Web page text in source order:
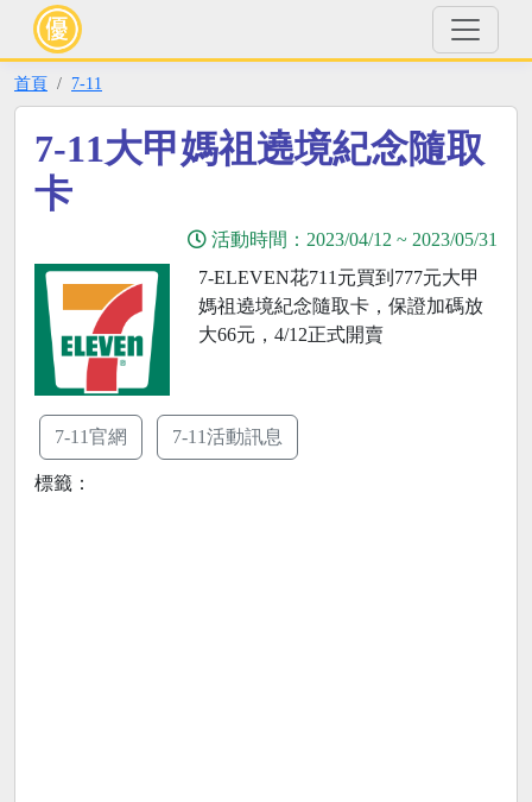
首頁 7-11
7-11大甲媽祖遶境紀念隨取
卡
活動時間： 2023/04/12 ~ 2023/05/31
7-ELEVEN花711元買到777元大甲
媽祖遶境紀念隨取卡，保證加碼放
大66元，4/12正式開賣
7-11官網 7-11活動訊息
標籤：